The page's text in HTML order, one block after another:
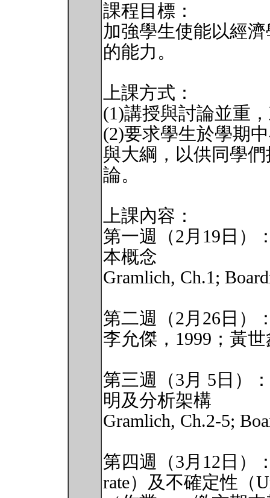
課程目標：
加強學生使能以經
的能力。
上課方式：
(1)講授與討論並重
(2)要求學生於學期
與大綱，以供同學
論。
上課內容：
第一週（2月19日）
本概念
Gramlich, Ch.1;
第二週（2月26日）
李允傑，1999；黃
第三週（3月 5日）
明及分析架構
Gramlich, Ch.2-5;
第四週（3月12日）
rate）及不確定性（